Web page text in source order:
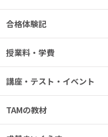
合格体験記
授業料・学費
講座・テスト・イベント
TAMの教材